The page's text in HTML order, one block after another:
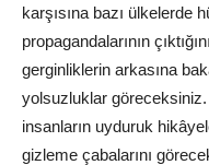
karşısına bazı ülkelerde
propagandalarının
gerginliklerin arkasına
yolsuzluklar
insanların uyduruk
gizleme çabalarını